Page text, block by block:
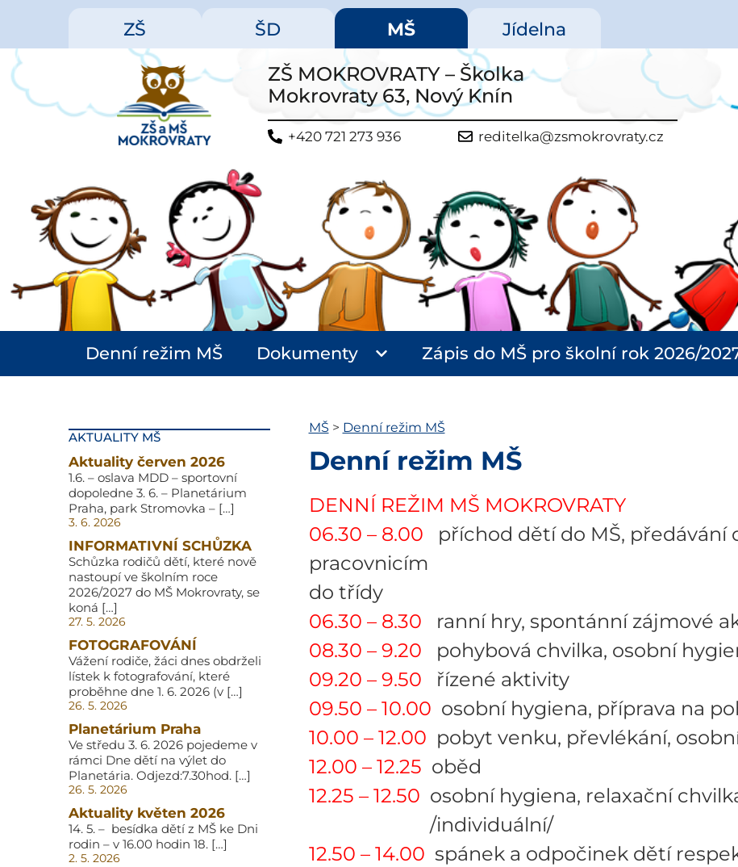
ZŠ ŠD MŠ Jídelna
ZŠ MOKROVRATY – Školka
Mokrovraty 63, Nový Knín
+420 721 273 936 reditelka@zsmokrovraty.cz
Denní režim MŠ Dokumenty Zápis do MŠ pro školní rok 2026/
AKTUALITY MŠ
Aktuality červen 2026
1.6. – oslava MDD – sportovní
dopoledne 3. 6. – Planetárium
Praha, park Stromovka – […]
3. 6. 2026
INFORMATIVNÍ SCHŮZKA
Schůzka rodičů dětí, které nově
nastoupí ve školním roce
2026/2027 do MŠ Mokrovraty, se
koná […]
27. 5. 2026
FOTOGRAFOVÁNÍ
Vážení rodiče, žáci dnes obdrželi
lístek k fotografování, které
proběhne dne 1. 6. 2026 (v […]
26. 5. 2026
Planetárium Praha
Ve středu 3. 6. 2026 pojedeme v
rámci Dne dětí na výlet do
Planetária. Odjezd:7.30hod. […]
26. 5. 2026
Aktuality květen 2026
14. 5. – besídka dětí z MŠ ke Dni
rodin – v 16.00 hodin 18. […]
2. 5. 2026
MŠ > Denní režim MŠ
Denní režim MŠ
DENNÍ REŽIM MŠ MOKROVRATY
06.30 – 8.00 příchod dětí do MŠ, předávání
pracovnicím
do třídy
06.30 – 8.30 ranní hry, spontánní zájmové
08.30 – 9.20 pohybová chvilka, osobní
09.20 – 9.50 řízené aktivity
09.50 – 10.00 osobní hygiena, příprava na
10.00 – 12.00 pobyt venku, převlékání,
12.00 – 12.25 oběd
12.25 – 12.50 osobní hygiena, relaxační
/individuální/
12.50 – 14.00 spánek a odpočinek dětí